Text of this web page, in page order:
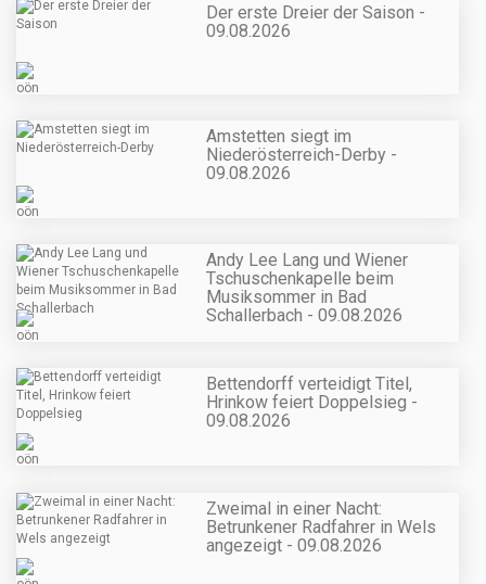
Der erste Dreier der Saison -
09.08.2026
Amstetten siegt im
Niederösterreich-Derby -
09.08.2026
Andy Lee Lang und Wiener
Tschuschenkapelle beim
Musiksommer in Bad
Schallerbach - 09.08.2026
Bettendorff verteidigt Titel,
Hrinkow feiert Doppelsieg -
09.08.2026
Zweimal in einer Nacht:
Betrunkener Radfahrer in Wels
angezeigt - 09.08.2026